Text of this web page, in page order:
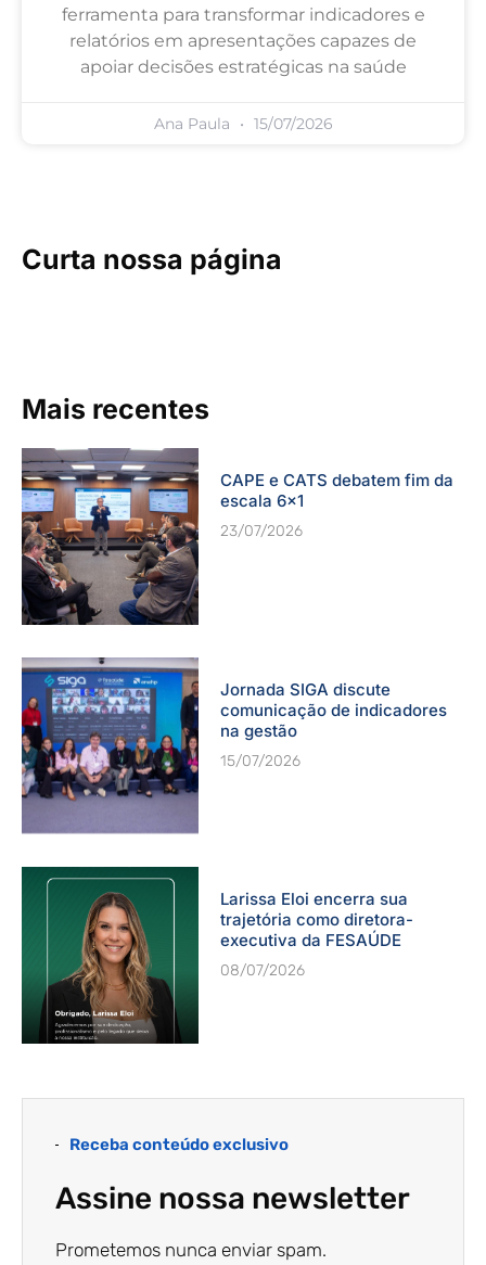
ferramenta para transformar indicadores e
relatórios em apresentações capazes de
apoiar decisões estratégicas na saúde
Ana Paula 15/07/2026
Curta nossa página
Mais recentes
CAPE e CATS debatem fim da
escala 6×1
23/07/2026
Jornada SIGA discute
comunicação de indicadores
na gestão
15/07/2026
Larissa Eloi encerra sua
trajetória como diretora-
executiva da FESAÚDE
08/07/2026
Receba conteúdo exclusivo
Assine nossa newsletter
Prometemos nunca enviar spam.